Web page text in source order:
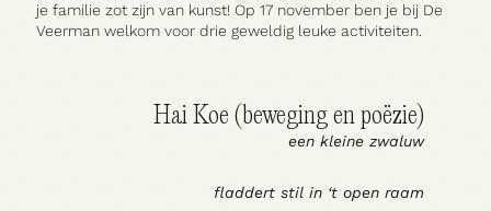
je familie zot zijn van kunst! Op 17 november ben je bij De
Veerman welkom voor drie geweldig leuke activiteiten.
Hai Koe (beweging en poëzie)
een kleine zwaluw
fladdert stil in ‘t open raam